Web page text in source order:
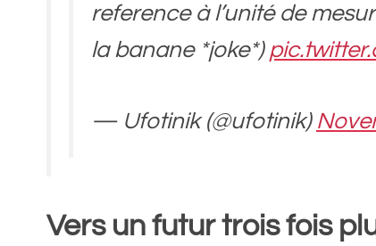
reference à l’unité de
la banane *joke*)
— Ufotinik (@ufotinik)
Vers un futur trois fois